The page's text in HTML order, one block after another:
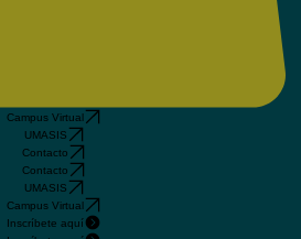
Campus Virtual
UMASIS